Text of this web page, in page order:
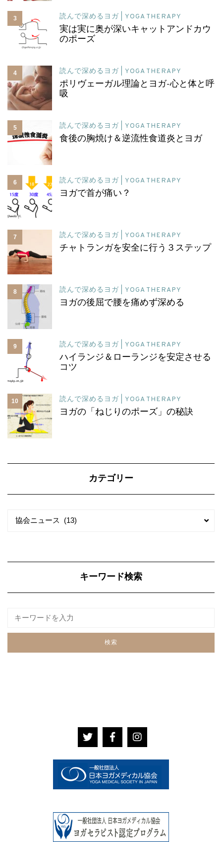
3 読んで深めるヨガ | YOGA THERAPY
実は実に奥が深いキャットアンドカウ
のポーズ
4 読んで深めるヨガ | YOGA THERAPY
ポリヴェーガル理論とヨガ-心と体と呼
吸
5 読んで深めるヨガ | YOGA THERAPY
食後の胸焼け＆逆流性食道炎とヨガ
6 読んで深めるヨガ | YOGA THERAPY
ヨガで首が痛い？
7 読んで深めるヨガ | YOGA THERAPY
チャトランガを安全に行う３ステップ
8 読んで深めるヨガ | YOGA THERAPY
ヨガの後屈で腰を痛めず深める
9 読んで深めるヨガ | YOGA THERAPY
ハイランジ＆ローランジを安定させる
コツ
10 読んで深めるヨガ | YOGA THERAPY
ヨガの「ねじりのポーズ」の秘訣
カテゴリー
協会ニュース (13)
キーワード検索